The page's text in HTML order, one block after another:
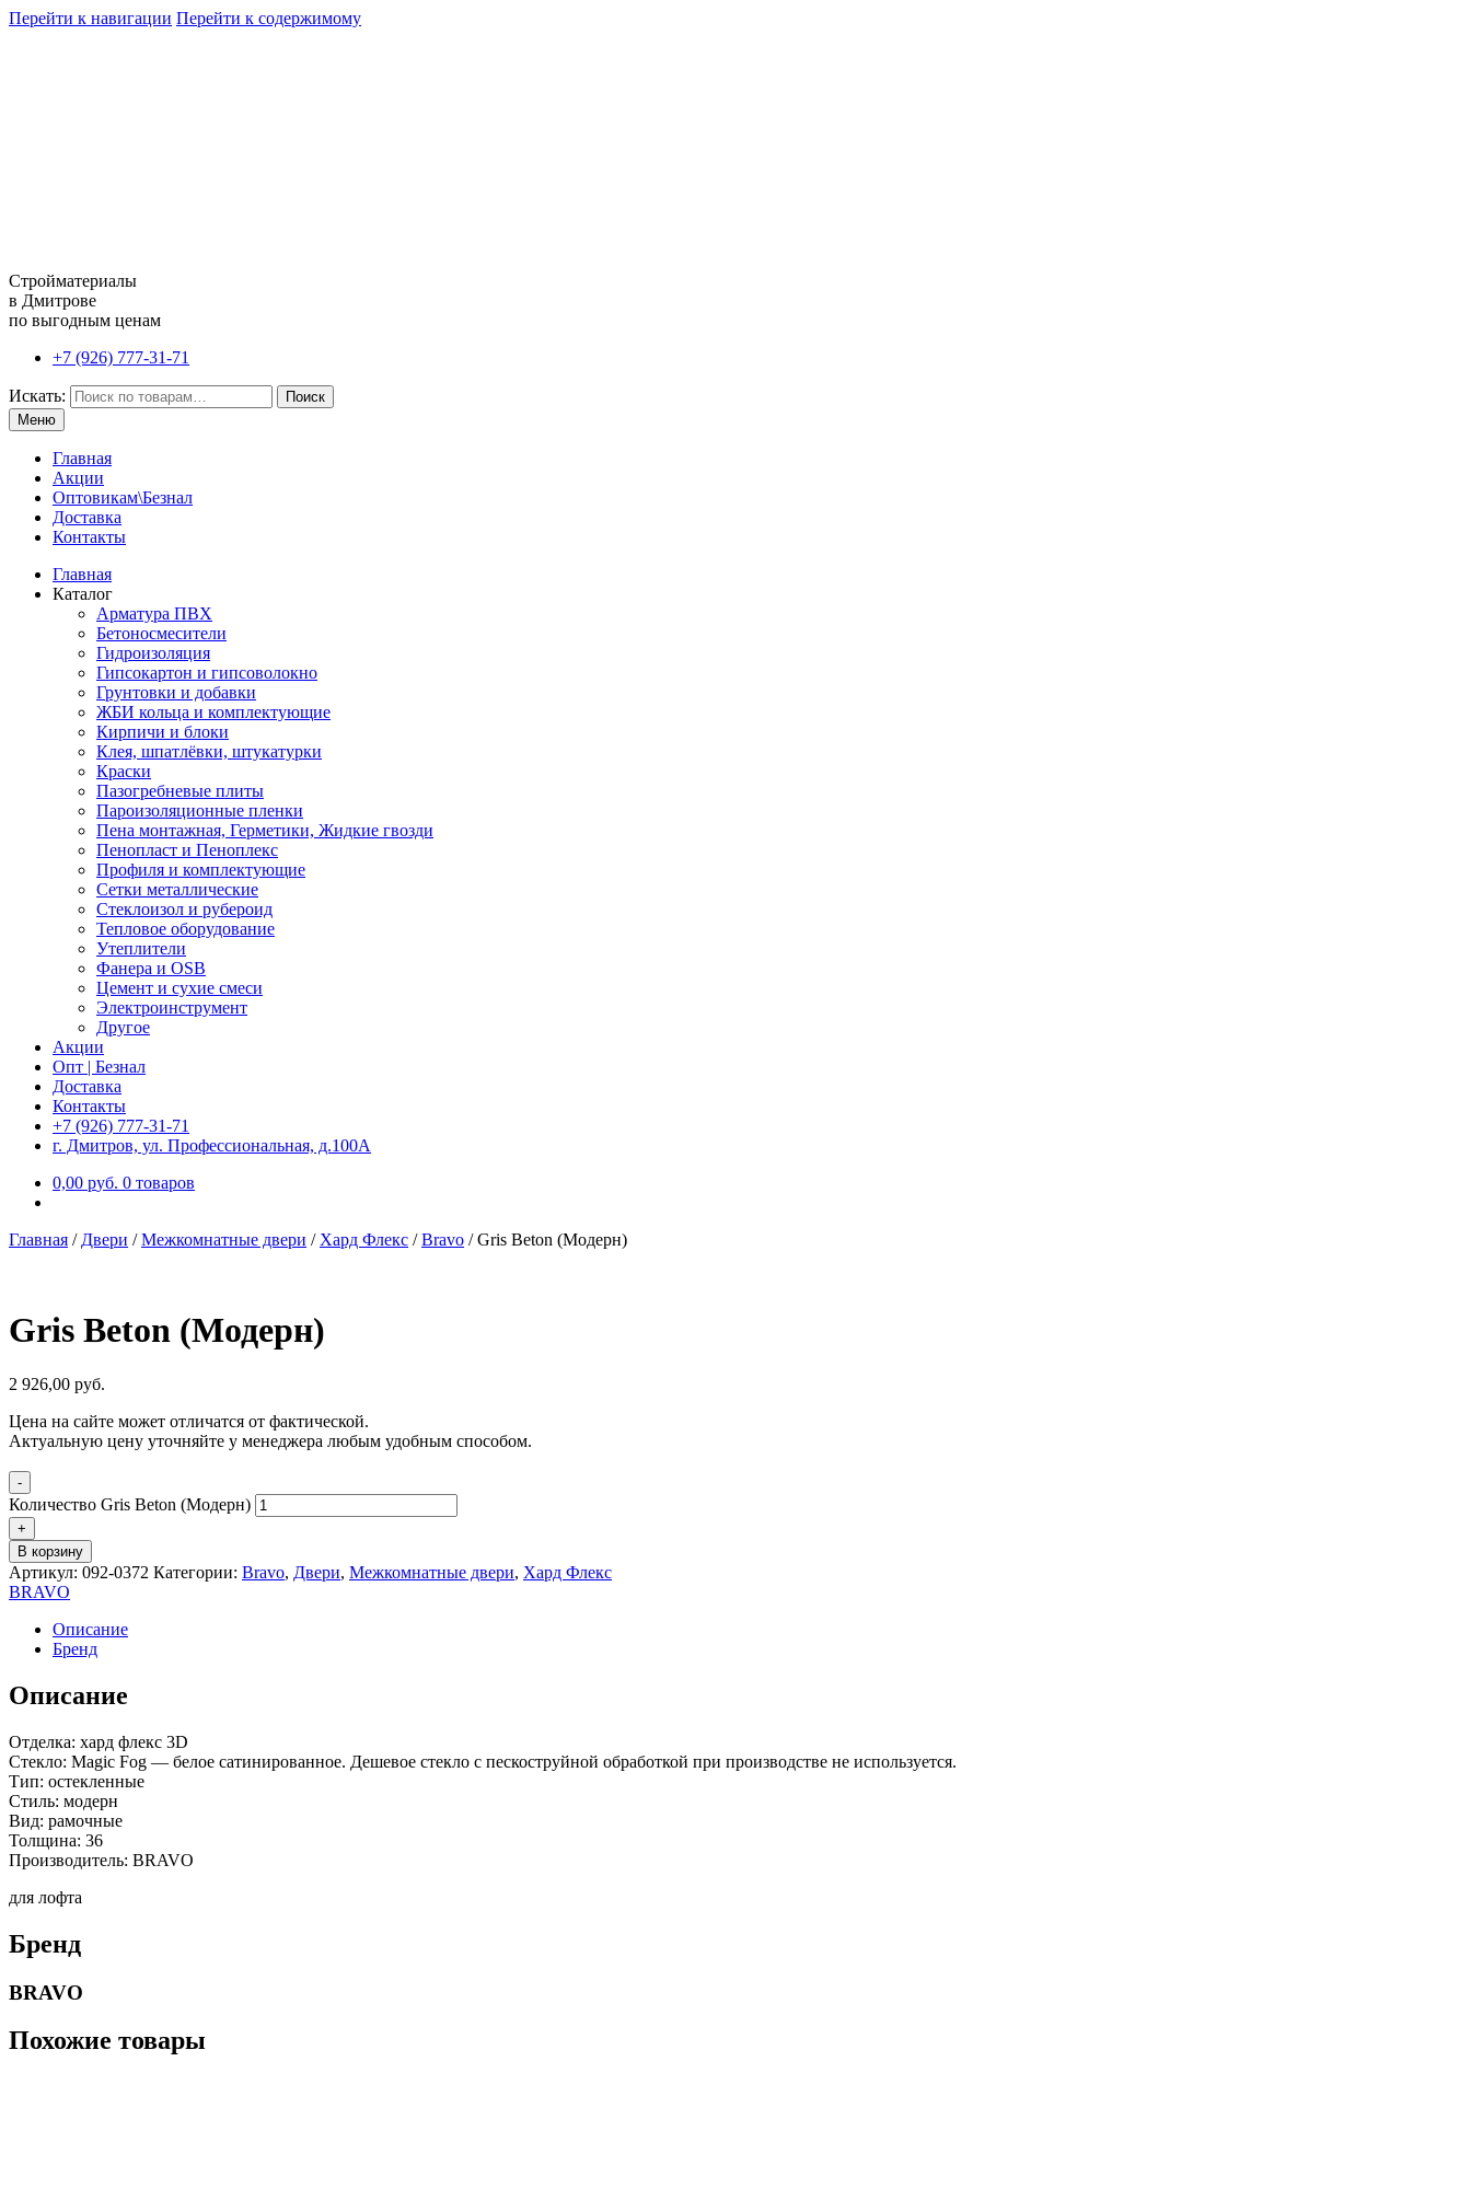
Перейти к навигации Перейти к содержимому
Стройматериалы
в Дмитрове
по выгодным ценам
+7 (926) 777-31-71
Искать:
Поиск
Меню
Главная
Акции
Оптовикам\Безнал
Доставка
Контакты
Главная
Каталог
Арматура ПВХ
Бетоносмесители
Гидроизоляция
Гипсокартон и гипсоволокно
Грунтовки и добавки
ЖБИ кольца и комплектующие
Кирпичи и блоки
Клея, шпатлёвки, штукатурки
Краски
Пазогребневые плиты
Пароизоляционные пленки
Пена монтажная, Герметики, Жидкие гвозди
Пенопласт и Пеноплекс
Профиля и комплектующие
Сетки металлические
Стеклоизол и рубероид
Тепловое оборудование
Утеплители
Фанера и OSB
Цемент и сухие смеси
Электроинструмент
Другое
Акции
Опт | Безнал
Доставка
Контакты
+7 (926) 777-31-71
г. Дмитров, ул. Профессиональная, д.100А
0,00 руб. 0 товаров
Главная / Двери /Межкомнатные двери / Хард Флекс /Bravo /Gris Beton (Модерн)
Gris Beton (Модерн)
2 926,00 руб.
Цена на сайте может отличатся от фактической.
Актуальную цену уточняйте у менеджера любым удобным способом.
-
Количество Gris Beton (Модерн)
+
В корзину
Артикул: 092-0372 Категории: Bravo, Двери, Межкомнатные двери, Хард Флекс
BRAVO
Описание
Бренд
Описание
Отделка: хард флекс 3D
Стекло: Magic Fog — белое сатинированное. Дешевое стекло с пескоструйной обработкой при производстве не используется.
Тип: остекленные
Стиль: модерн
Вид: рамочные
Толщина: 36
Производитель: BRAVO
для лофта
Бренд
BRAVO
Похожие товары